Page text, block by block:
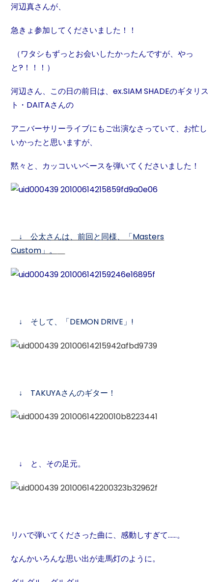
河辺真さんが、
急きょ参加してくださいました！！
（ワタシもずっとお会いしたかったんですが、やっ
と?！！！）
河辺さん、この日の前日は、ex.SIAM SHADEのギタリス
ト・DAITAさんの
アニバーサリーライブにもご出演なさっていて、お忙し
いかったと思いますが、
黙々と、カッコいいベースを弾いてくださいました！
↓ 公太さんは、前回と同様、「Masters
Custom」。
↓ そして、「DEMON DRIVE」!
↓ TAKUYAさんのギター！
↓ と、その足元。
リハで弾いてくださった曲に、感動しすぎて……。
なんかいろんな思い出が走馬灯のように。